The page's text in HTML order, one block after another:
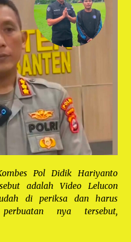
Memberikan
Jurpala Kosmi
Ketua Umum Jurpala
Indonesia Atas Respon
Bekasi dan Polsek Cikarang
Oknum Ormas Terkait
Posko
Bekasi Terima 20
Panglima TNI
Pol Didik Hariyanto
adalah Video Lelucon
di periksa dan harus
nya tersebut,